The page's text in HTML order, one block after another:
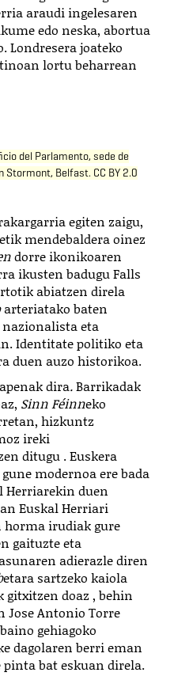
araudi ingelesaren
edo neska, abortua
Londresera joateko
lortu beharrean
del Parlamento, sede de
Stormont, Belfast. CC BY 2.0
egiten zaigu,
mendebaldera oinez
dorre ikonikoaren
ikusten badugu Falls
abiatzen direla
arteriatako baten
eta
Identitate politiko eta
duen auzo historikoa.
dira.Barrikadak
Sinn Féinneko
hizkuntz
ireki
ditugu . Euskera
modernoa ere bada
Herriarekin duen
Euskal Herriari
horma irudiak gure
gaituzte eta
adierazle diren
etara sartzeko kaiola
doaz , behin
Jose Antonio Torre
gehiagoko
dagolaren berri eman
pinta bat eskuan direla.